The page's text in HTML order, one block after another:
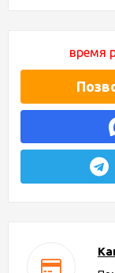
время